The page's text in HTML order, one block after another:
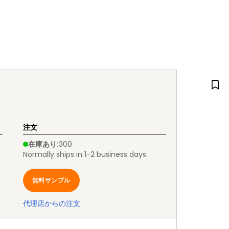
注文
在庫あり :300
Normally ships in 1-2 business days.
無料サンプル
代理店からの注文